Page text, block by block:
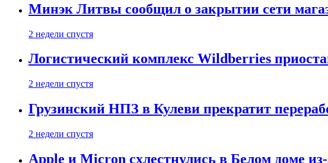
Минэк Литвы сообщил о закрытии сети
2 недели спустя
Логистический комплекс Wildberries
2 недели спустя
Грузинский НПЗ в Кулеви прекратит
2 недели спустя
Apple и Micron схлестнулись в Белом доме